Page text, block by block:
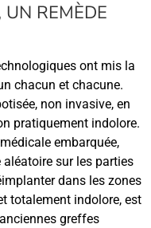
UN REMÈDE
ont mis la
chacun et chacune.
non invasive, en
pratiquement indolore.
embarquée,
sur les parties
dans les zones
totalement indolore, est
greffes